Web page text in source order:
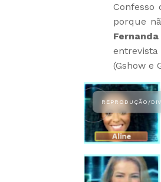
Confesso
porque
(Gshow e